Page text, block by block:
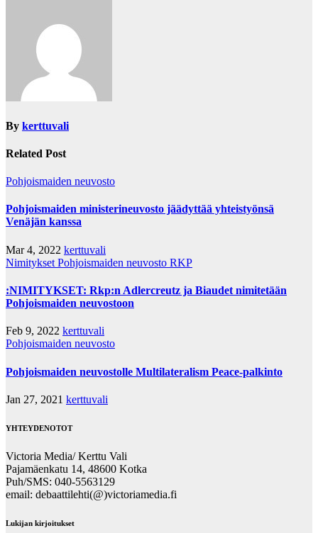
By kerttuvali
Related Post
Pohjoismaiden neuvosto
Pohjoismaiden ministerineuvosto jäädyttää yhteistyönsä
Venäjän kanssa
Mar 4, 2022 kerttuvali
Nimitykset Pohjoismaiden neuvosto RKP
:NIMITYKSET: Rkp:n Adlercreutz ja Biaudet nimitetään
Pohjoismaiden neuvostoon
Feb 9, 2022 kerttuvali
Pohjoismaiden neuvosto
Pohjoismaiden neuvostolle Multilateralism Peace-palkinto
Jan 27, 2021 kerttuvali
YHTEYDENOTOT
Victoria Media/ Kerttu Vali
Pajamäenkatu 14, 48600 Kotka
Puh/SMS: 040-5563129
email: debaattilehti(@)victoriamedia.fi
Lukijan kirjoitukset